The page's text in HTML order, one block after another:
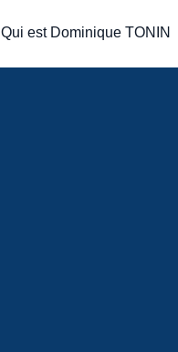
Qui est Dominique TONIN